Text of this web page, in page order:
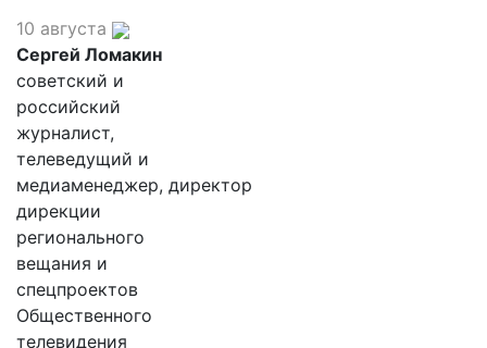
10 августа
Сергей Ломакин
советский и
российский
журналист,
телеведущий и
медиаменеджер, директор
дирекции
регионального
вещания и
спецпроектов
Общественного
телевидения